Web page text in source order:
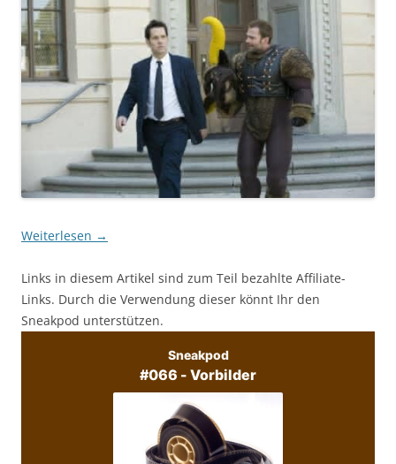
Weiterlesen →
Links in diesem Artikel sind zum Teil bezahlte Affiliate-
Links. Durch die Verwendung dieser könnt Ihr den
Sneakpod unterstützen.